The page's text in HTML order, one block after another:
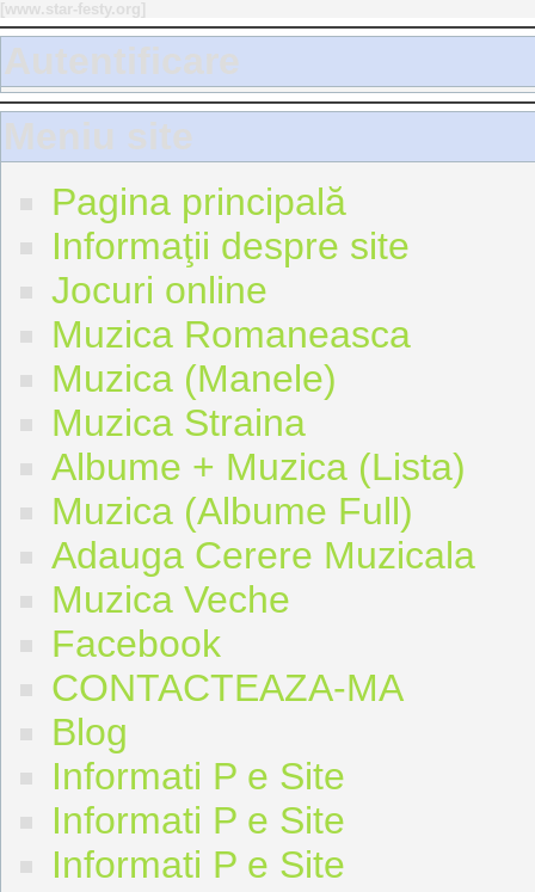
Autentificare
Meniu site
Pagina principală
Informaţii despre site
Jocuri online
Muzica Romaneasca
Muzica (Manele)
Muzica Straina
Albume + Muzica (Lista)
Muzica (Albume Full)
Adauga Cerere Muzicala
Muzica Veche
Facebook
CONTACTEAZA-MA
Blog
Informati P e Site
Informati P e Site
Informati P e Site